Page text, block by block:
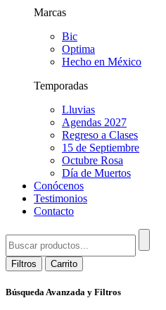
Marcas
Bic
Optima
Hecho en México
Temporadas
Lluvias
Agendas 2027
Regreso a Clases
15 de Septiembre
Octubre Rosa
Día de Muertos
Conócenos
Testimonios
Contacto
Filtros Carrito
Búsqueda Avanzada y Filtros